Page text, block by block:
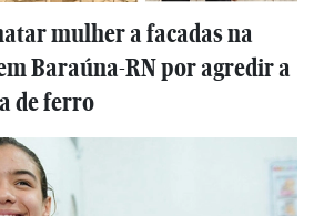
mulher a facadas na
Baraúna-RN por agredir a
de ferro